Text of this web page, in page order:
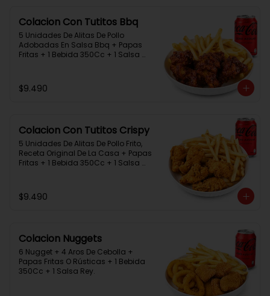
Colacion Con Tutitos Bbq
5 Unidades De Alitas De Pollo
Adobadas En Salsa Bbq + Papas
Fritas + 1 Bebida 350Cc + 1 Salsa
$9.490
Colacion Con Tutitos Crispy
5 Unidades De Alitas De Pollo Frito,
Receta Original De La Casa + Papas
Fritas + 1 Bebida 350Cc + 1 Salsa
$9.490
Colacion Nuggets
6 Nugget + 4 Aros De Cebolla +
Papas Fritas O Rústicas + 1 Bebida
350Cc + 1 Salsa Rey.